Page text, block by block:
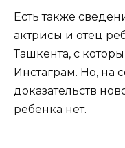
Есть также
актрисы и отец
Ташкента, с
Инстаграм. Но, на
доказательств
ребенка нет.